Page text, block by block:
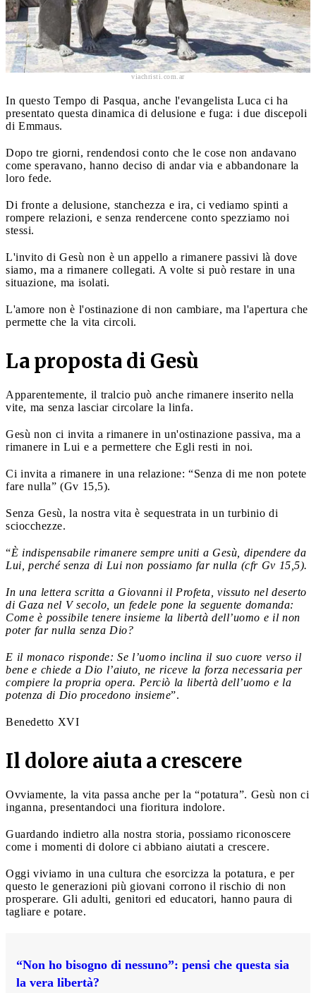
viachristi.com.ar
In questo Tempo di Pasqua, anche l'evangelista Luca ci ha
presentato questa dinamica di delusione e fuga: i due discepoli
di Emmaus.
Dopo tre giorni, rendendosi conto che le cose non andavano
come speravano, hanno deciso di andar via e abbandonare la
loro fede.
Di fronte a delusione, stanchezza e ira, ci vediamo spinti a
rompere relazioni, e senza rendercene conto spezziamo noi
stessi.
L'invito di Gesù non è un appello a rimanere passivi là dove
siamo, ma a rimanere collegati. A volte si può restare in una
situazione, ma isolati.
L'amore non è l'ostinazione di non cambiare, ma l'apertura che
permette che la vita circoli.
La proposta di Gesù
Apparentemente, il tralcio può anche rimanere inserito nella
vite, ma senza lasciar circolare la linfa.
Gesù non ci invita a rimanere in un'ostinazione passiva, ma a
rimanere in Lui e a permettere che Egli resti in noi.
Ci invita a rimanere in una relazione: “Senza di me non potete
fare nulla” (Gv 15,5).
Senza Gesù, la nostra vita è sequestrata in un turbinio di
sciocchezze.
“È indispensabile rimanere sempre uniti a Gesù, dipendere da
Lui, perché senza di Lui non possiamo far nulla (cfr Gv 15,5).
In una lettera scritta a Giovanni il Profeta, vissuto nel deserto
di Gaza nel V secolo, un fedele pone la seguente domanda:
Come è possibile tenere insieme la libertà dell’uomo e il non
poter far nulla senza Dio?
E il monaco risponde: Se l’uomo inclina il suo cuore verso il
bene e chiede a Dio l’aiuto, ne riceve la forza necessaria per
compiere la propria opera. Perciò la libertà dell’uomo e la
potenza di Dio procedono insieme”.
Benedetto XVI
Il dolore aiuta a crescere
Ovviamente, la vita passa anche per la “potatura”. Gesù non ci
inganna, presentandoci una fioritura indolore.
Guardando indietro alla nostra storia, possiamo riconoscere
come i momenti di dolore ci abbiano aiutati a crescere.
Oggi viviamo in una cultura che esorcizza la potatura, e per
questo le generazioni più giovani corrono il rischio di non
prosperare. Gli adulti, genitori ed educatori, hanno paura di
tagliare e potare.
“Non ho bisogno di nessuno”: pensi che questa sia
la vera libertà?